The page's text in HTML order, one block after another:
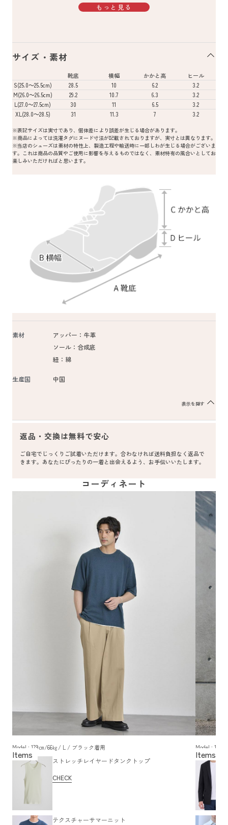
もっと見る
サイズ・素材
靴底 横幅 かかと高
ヒール
S(25.0～25.5cm)
28.5 10 6.2
3.2
M(26.0～26.5cm)
29.2 10.7 6.3
3.2
L(27.0～27.5cm)
30 11 6.5
3.2
XL(28.0～28.5)
31 11.3 7 3.2
※表記サイズは実寸であり、個体差により誤差が生じる場合があります。
※商品によっては洗濯タグにヌード寸法が記載されておりますが、実寸とは異なります。
※当店のシューズは素材の特性上、製造工程や輸送時に一部しわが生じる場合がございま
す。これは商品の品質やご使用に影響を与えるものではなく、素材特有の風合いとしてお
楽しみいただければと思います。
素材
アッパー：牛革
ソール：合成底
紐：綿
生産国 中国
表示を隠す
返品・交換は無料で安心
ご自宅でじっくりご試着いただけます。合わなければ送料負担なく返品で
きます。あなたにぴったりの一着と出会えるよう、お手伝いいたします。
コーディネート
Model : 179㎝/66㎏/ L / ブラック着用
ストレッチレイヤードタンクトップ
CHECK
テクスチャーサマーニット
Model : 179